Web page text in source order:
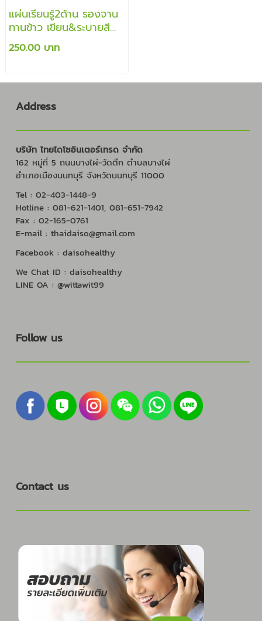
แผ่นเรียนรู้2ด้าน รองจาน
ทานข้าว เขียน&ระบายสี
แล้วลบออกได้
250.00 บาท
Address
บริษัท ไทยไดโซอินเตอร์เทรด จำกัด
162 หมู่ที่ 5 ถนนบางไผ่-วัดตึก ตำบลบางไผ่
อำเภอเมืองนนทบุรี จังหวัดนนทบุรี 11000
Tel : 02-403-1448-9
Hotline : 081-621-1401, 081-651-7942
Fax : 02-165-0761
E-mail : thaidaiso@gmail.com
Facebook : daisohealthy
We Chat ID : daisohealthy
LINE OA : @wittawit99
Follow us
Contact us